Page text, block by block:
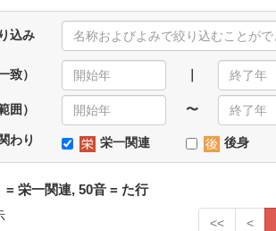
込み
致）
） 〜
わり 栄一関連 後身
= 栄一関連, 50音 = た行
<< <